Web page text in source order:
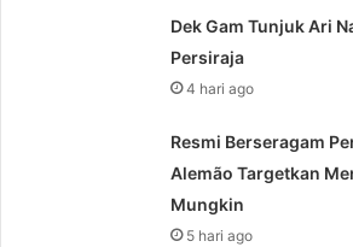
Dek Gam Tunjuk Ari
Persiraja
4 hari ago
Resmi Berseragam
Alemão Targetkan
Mungkin
5 hari ago